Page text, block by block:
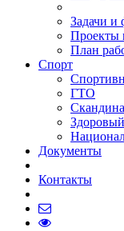
Задачи и
Проекты
План
Спорт
ГТО
Документы
Контакты